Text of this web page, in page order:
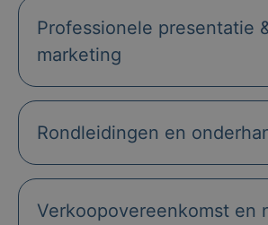
Professionele presentatie
marketing
Rondleidingen en
Verkoopovereenkomst en